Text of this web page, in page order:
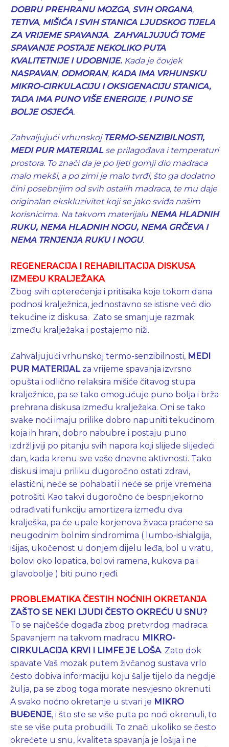
DOBRU PREHRANU MOZGA, SVIH ORGANA,
TETIVA, MIŠIĆA I SVIH STANICA LJUDSKOG TIJELA
ZA VRIJEME SPAVANJA. ZAHVALJUJUĆI TOME
SPAVANJE POSTAJE NEKOLIKO PUTA
KVALITETNIJE I UDOBNIJE. Kada je čovjek
NASPAVAN, ODMORAN, KADA IMA VRHUNSKU
MIKRO-CIRKULACIJU I OKSIGENACIJU STANICA,
TADA IMA PUNO VIŠE ENERGIJE, I PUNO SE
BOLJE OSJEĆA.
Zahvaljujući vrhunskoj TERMO-SENZIBILNOSTI,
MEDI PUR MATERIJALse prilagođava i temperaturi
prostora. To znači da je po ljeti gornji dio madraca
malo mekši, a po zimi je malo tvrđi, što ga dodatno
čini posebnijim od svih ostalih madraca, te mu daje
originalan ekskluzivitet koji se jako sviđa našim
korisnicima. Na takvom materijalu NEMA HLADNIH
RUKU, NEMA HLADNIH NOGU, NEMA GRČEVA I
NEMA TRNJENJA RUKU I NOGU.
REGENERACIJA I REHABILITACIJA DISKUSA
IZMEĐU KRALJEŽAKA
Zbog svih opterećenja i pritisaka koje tokom dana
podnosi kralježnica, jednostavno se istisne veći dio
tekućine iz diskusa. Zato se smanjuje razmak
između kralježaka i postajemo niži.
Zahvaljujući vrhunskoj termo-senzibilnosti, MEDI
PUR MATERIJALza vrijeme spavanja izvrsno
opušta i odlično relaksira mišiće čitavog stupa
kralježnice, pa se tako omogućuje puno bolja i brža
prehrana diskusa između kralježaka. Oni se tako
svake noći imaju prilike dobro napuniti tekućinom
koja ih hrani, dobro nabubre i postaju puno
izdržljiviji po pitanju svih napora koji slijede slijedeći
dan, kada krenu sve vaše dnevne aktivnosti. Tako
diskusi imaju priliku dugoročno ostati zdravi,
elastični, neće se pohabati i neće se prije vremena
potrošiti. Kao takvi dugoročno će besprijekorno
odrađivati funkciju amortizera između dva
kralješka, pa će upale korjenova živaca praćene sa
neugodnim bolnim sindromima ( lumbo-ishialgija,
išijas, ukočenost u donjem dijelu leđa, bol u vratu,
bolovi oko lopatica, bolovi ramena, kukova pa i
glavobolje ) biti puno rjeđi.
PROBLEMATIKA ČESTIH NOĆNIH OKRETANJA
ZAŠTO SE NEKI LJUDI ČESTO OKREĆU U SNU?
To se najčešće događa zbog pretvrdog madraca.
Spavanjem na takvom madracu MIKRO-
CIRKULACIJA KRVI I LIMFE JE LOŠA. Zato dok
spavate Vaš mozak putem živčanog sustava vrlo
često dobiva informaciju koju šalje tijelo da negdje
žulja, pa se zbog toga morate nesvjesno okrenuti.
A svako noćno okretanje u stvari je MIKRO
BUĐENJE, i što ste se više puta po noći okrenuli, to
ste se više puta probudili. To znači ukoliko se često
okrećete u snu, kvaliteta spavanja je lošija i ne